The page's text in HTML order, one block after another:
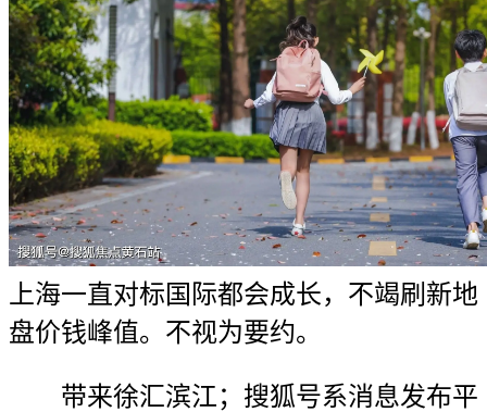
上海一直对标国际都会成长，不竭刷新地
盘价钱峰值。不视为要约。
带来徐汇滨江；搜狐号系消息发布平